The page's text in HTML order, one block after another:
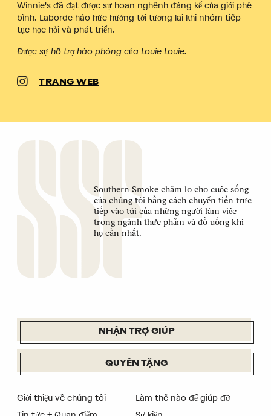
Winnie's đã đạt được sự hoan nghênh đáng kể của giới phê
bình. Laborde háo hức hướng tới tương lai khi nhóm tiếp
tục học hỏi và phát triển.
Được sự hỗ trợ hào phóng của Louie Louie.
TRANG WEB
Southern Smoke chăm lo cho cuộc sống
của chúng tôi bằng cách chuyển tiền trực
tiếp vào túi của những người làm việc
trong ngành thực phẩm và đồ uống khi
họ cần nhất.
NHẬN TRỢ GIÚP
QUYÊN TẶNG
Giới thiệu về chúng tôi
Làm thế nào để giúp đỡ